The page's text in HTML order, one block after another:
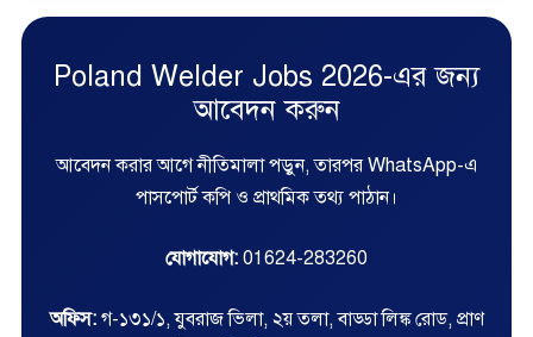
Poland Welder Jobs 2026-এর জন্য
আবেদন করুন
আবেদন করার আগে নীতিমালা পড়ুন, তারপর WhatsApp-এ
পাসপোর্ট কপি ও প্রাথমিক তথ্য পাঠান।
যোগাযোগ: 01624-283260
অফিস:গ-১৩১/১, যুবরাজ ভিলা, ২য় তলা, বাড্ডা লিঙ্ক রোড, প্রাণ